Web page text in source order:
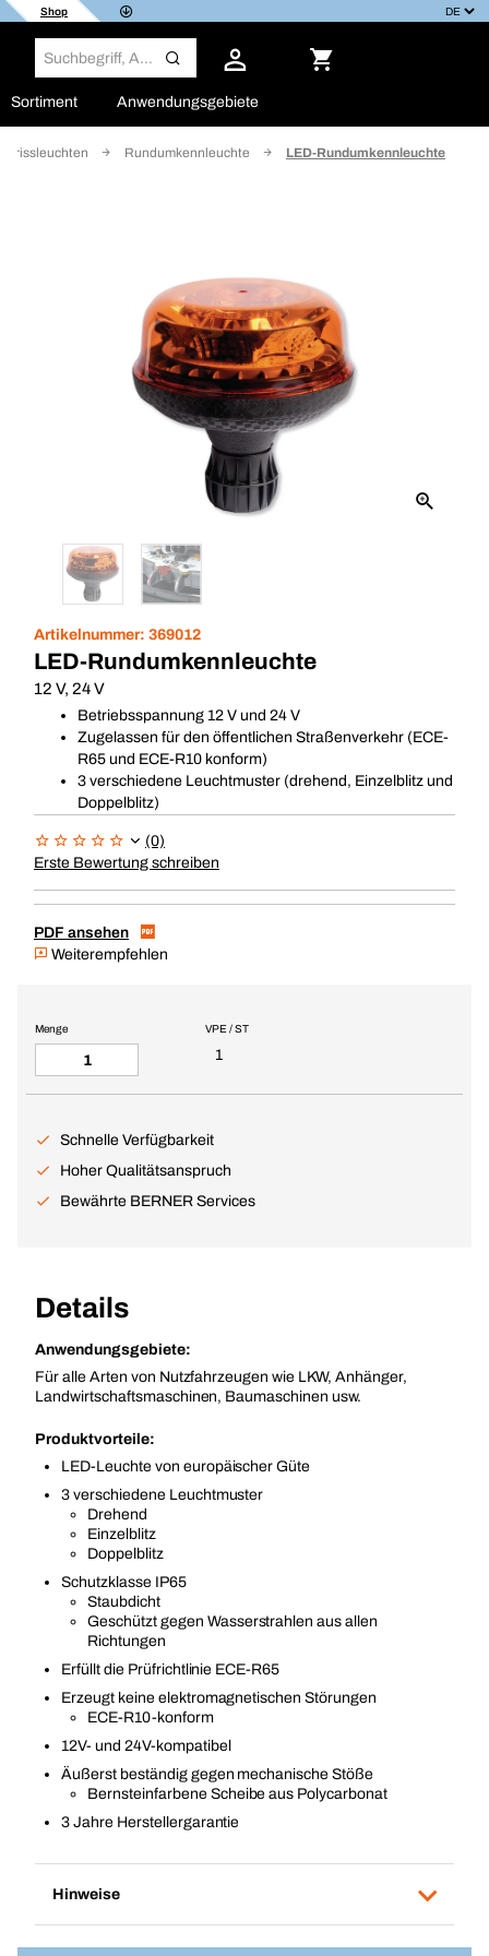
Shop
Sortiment Anwendungsgebiete
Rundumkennleuchte LED-Rundumkennleuchte
Artikelnummer: 369012
LED-Rundumkennleuchte
12 V, 24 V
Betriebsspannung 12 V und 24 V
Zugelassen für den öffentlichen Straßenverkehr (ECE-
R65 und ECE-R10 konform)
3 verschiedene Leuchtmuster (drehend, Einzelblitz und
Doppelblitz)
(0)
Erste Bewertung schreiben
PDF ansehen
Weiterempfehlen
VPE / ST
1
Menge
Schnelle Verfügbarkeit
Hoher Qualitätsanspruch
Bewährte BERNER Services
Details
Anwendungsgebiete:
Für alle Arten von Nutzfahrzeugen wie LKW, Anhänger,
Landwirtschaftsmaschinen, Baumaschinen usw.
Produktvorteile:
LED-Leuchte von europäischer Güte
3 verschiedene Leuchtmuster
Drehend
Einzelblitz
Doppelblitz
Schutzklasse IP65
Staubdicht
Geschützt gegen Wasserstrahlen aus allen
Richtungen
Erfüllt die Prüfrichtlinie ECE-R65
Erzeugt keine elektromagnetischen Störungen
ECE-R10-konform
12V- und 24V-kompatibel
Äußerst beständig gegen mechanische Stöße
Bernsteinfarbene Scheibe aus Polycarbonat
3 Jahre Herstellergarantie
Hinweise